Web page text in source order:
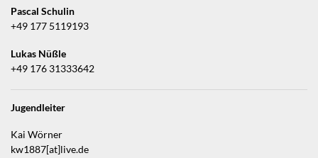
Pascal Schulin
+49 177 5119193
Lukas Nüßle
+49 176 31333642
Jugendleiter
Kai Wörner
kw1887[at]live.de